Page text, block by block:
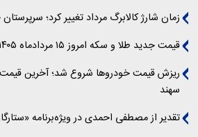
زمان شارژ کالابرگ مرداد تغییر کرد؛ سرپرستان
قیمت جدید طلا و سکه امروز ۱۵ مردادماه ۱۴۰۵
ریزش قیمت خودروها شروع شد؛ آخرین قیمت
سهند
تقدیر از مصطفی احمدی در ویژه‌برنامه